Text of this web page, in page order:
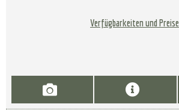
Verfügbarkeiten und Preise